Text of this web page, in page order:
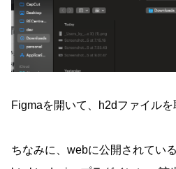
Figmaを開いて、h2dファイルを
ちなみに、webに公開されてい